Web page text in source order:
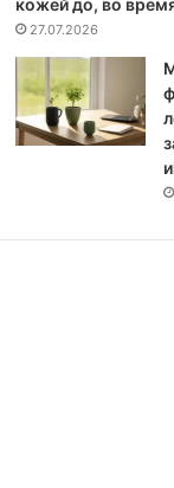
кожей до, во
27.07.2026